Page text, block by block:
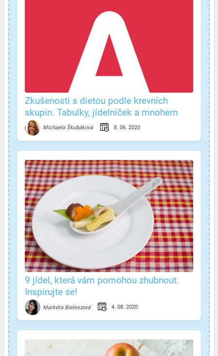
Zkušenosti s dietou podle krevních
skupin. Tabulky, jídelníček a mnohem
více! Michaela Škubáková 8. 06. 2020
9 jídel, která vám pomohou zhubnout.
Inspirujte se!
Markéta Bieleszová 4. 08. 2020